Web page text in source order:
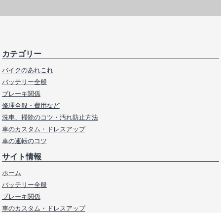
カテゴリー
バイクのあれこれ
バッテリー全般
ブレーキ関係
修理全般・費用など
洗車、掃除のコツ・汚れ防止方法
車のカスタム・ドレスアップ
車の運転のコツ
サイト情報
ホーム
バッテリー全般
ブレーキ関係
車のカスタム・ドレスアップ